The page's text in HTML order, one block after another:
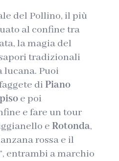
del Pollino, il più
al confine tra
la magia del
tradizionali
lucana. Puoi
di Piano
e poi
e fare un tour
eRotonda,
rossa e il
entrambi a marchio